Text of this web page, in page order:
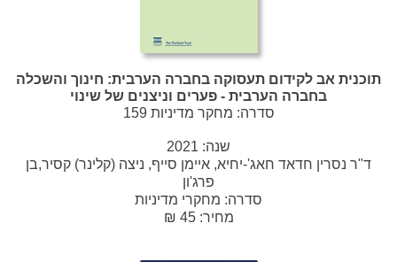
תוכנית אב לקידום תעסוקה בחברה הערבית: חינוך והשכלה
בחברה הערבית - פערים וניצנים של שינוי
סדרה: מחקר מדיניות 159
שנה: 2021
ד"ר נסרין חדאד חאג'-יחיא, איימן סייף, ניצה (קלינר) קסיר,בן
פרג'ון
סדרה: מחקרי מדיניות
מחיר: 45 ₪